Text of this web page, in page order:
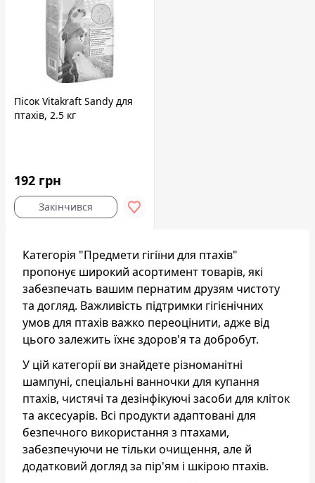
Пісок Vitakraft Sandy для
птахів, 2.5 кг
192 грн
Закінчився
Категорія "Предмети гігіїни для птахів"
пропонує широкий асортимент товарів, які
забезпечать вашим пернатим друзям чистоту
та догляд. Важливість підтримки гігієнічних
умов для птахів важко переоцінити, адже від
цього залежить їхнє здоров'я та добробут.
У цій категорії ви знайдете різноманітні
шампуні, спеціальні ванночки для купання
птахів, чистячі та дезінфікуючі засоби для кліток
та аксесуарів. Всі продукти адаптовані для
безпечного використання з птахами,
забезпечуючи не тільки очищення, але й
додатковий догляд за пір'ям і шкірою птахів.